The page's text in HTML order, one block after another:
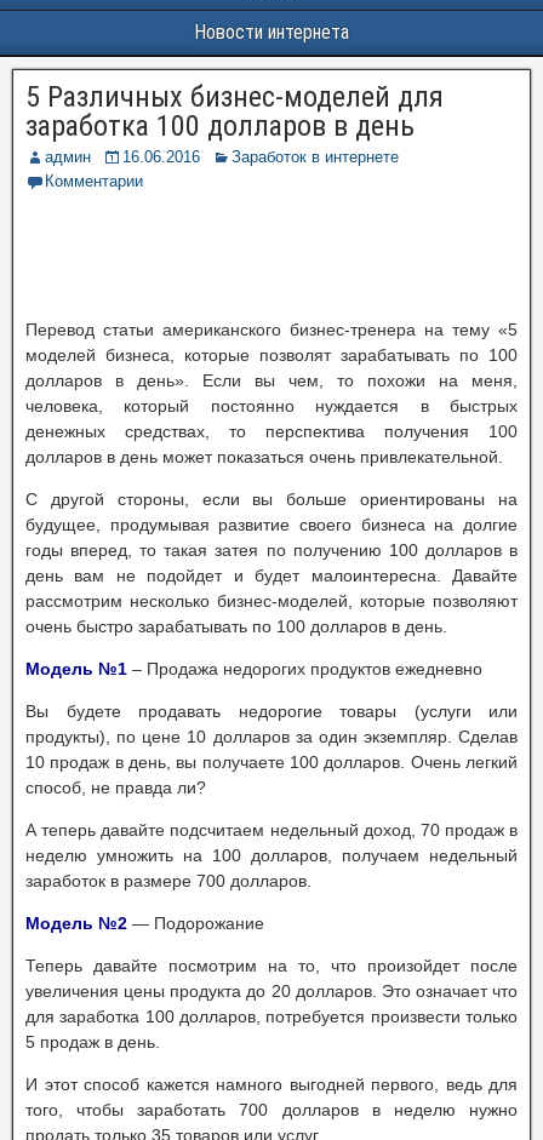
Новости интернета
5 Различных бизнес-моделей для
заработка 100 долларов в день
админ 16.06.2016
Заработок в интернете
Комментарии
Перевод статьи американского бизнес-тренера на тему «5
моделей бизнеса, которые позволят зарабатывать по 100
долларов в день». Если вы чем, то похожи на меня,
человека, который постоянно нуждается в быстрых
денежных средствах, то перспектива получения 100
долларов в день может показаться очень привлекательной.
С другой стороны, если вы больше ориентированы на
будущее, продумывая развитие своего бизнеса на долгие
годы вперед, то такая затея по получению 100 долларов в
день вам не подойдет и будет малоинтересна. Давайте
рассмотрим несколько бизнес-моделей, которые позволяют
очень быстро зарабатывать по 100 долларов в день.
Модель №1 – Продажа недорогих продуктов ежедневно
Вы будете продавать недорогие товары (услуги или
продукты), по цене 10 долларов за один экземпляр. Сделав
10 продаж в день, вы получаете 100 долларов. Очень легкий
способ, не правда ли?
А теперь давайте подсчитаем недельный доход, 70 продаж в
неделю умножить на 100 долларов, получаем недельный
заработок в размере 700 долларов.
Модель №2 — Подорожание
Теперь давайте посмотрим на то, что произойдет после
увеличения цены продукта до 20 долларов. Это означает что
для заработка 100 долларов, потребуется произвести только
5 продаж в день.
И этот способ кажется намного выгодней первого, ведь для
того, чтобы заработать 700 долларов в неделю нужно
продать только 35 товаров или услуг.